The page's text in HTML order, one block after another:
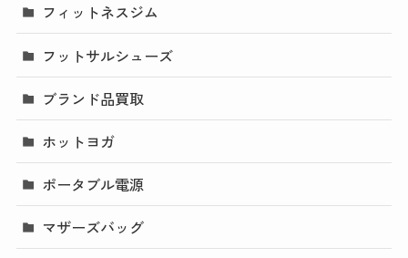
フィットネスジム
フットサルシューズ
ブランド品買取
ホットヨガ
ポータブル電源
マザーズバッグ